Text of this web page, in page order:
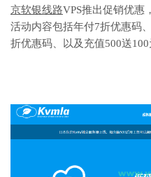
京软银线路VPS推出促销优惠
活动内容包括年付7折优惠码
折优惠码、以及充值500送100